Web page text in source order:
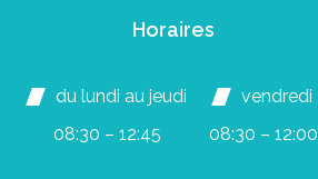
Horaires
du lundi au jeudi
08:30 – 12:45
vendredi
08:30 – 12:00